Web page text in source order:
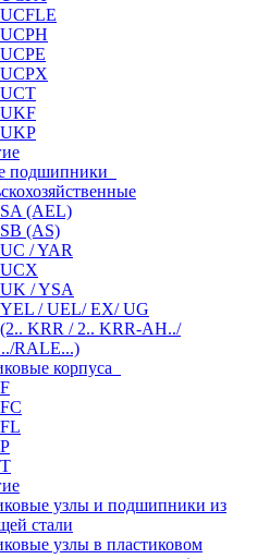
подшипники
(AEL)
(AS)
/ YAR
/ YSA
/ UEL/ EX/ UG
KRR / 2.. KRR-AH../
RALE...)
корпуса
узлы и подшипники из
стали
узлы в пластиковом